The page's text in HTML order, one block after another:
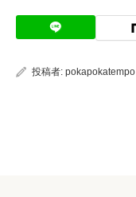
投稿者: pokapokatempo